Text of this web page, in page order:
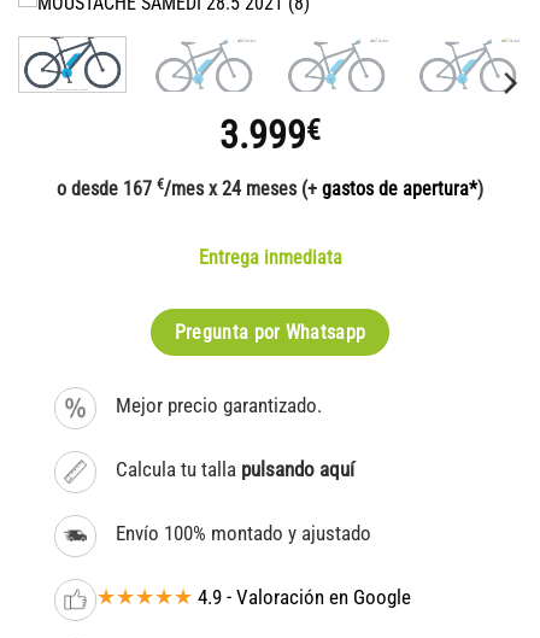
3.999€
o desde 167 €/mes x 24 meses (+ gastos de apertura*)
Entrega inmediata
Pregunta por Whatsapp
Mejor precio garantizado.
Calcula tu talla pulsando aquí
Envío 100% montado y ajustado
★★★★★ 4.9 - Valoración en Google